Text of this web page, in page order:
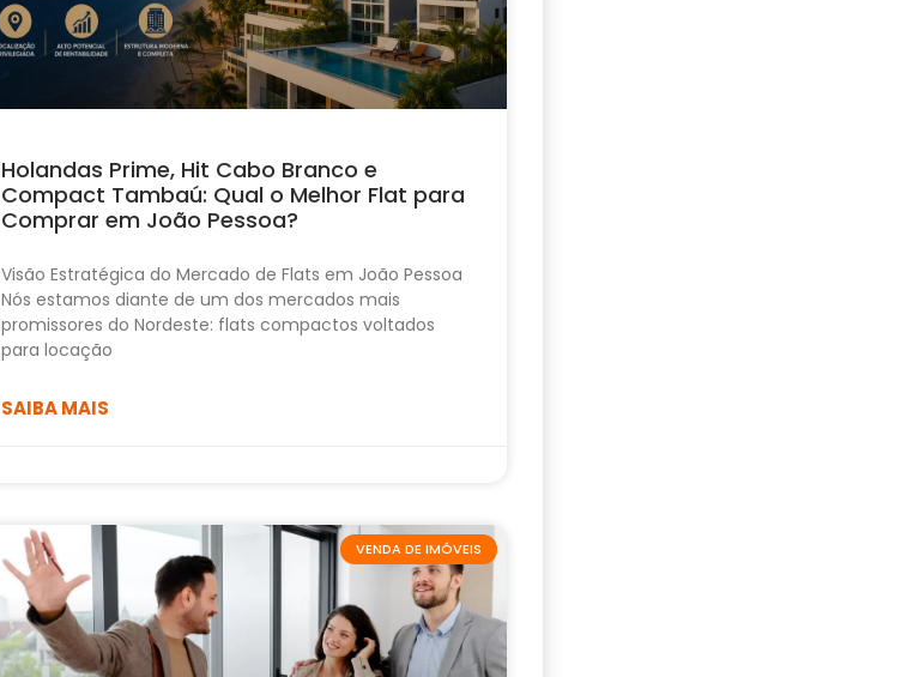
Holandas Prime, Hit Cabo Branco e
Compact Tambaú: Qual o Melhor Flat para
Comprar em João Pessoa?
Visão Estratégica do Mercado de Flats em João Pessoa
Nós estamos diante de um dos mercados mais
promissores do Nordeste: flats compactos voltados
para locação
SAIBA MAIS
VENDA DE IMÓVEIS